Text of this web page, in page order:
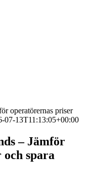
operatörernas priser
07-13T11:13:05+00:00
– Jämför
spara